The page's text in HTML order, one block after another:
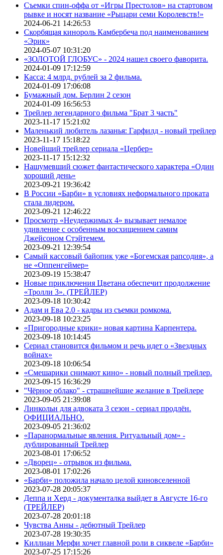
Съемки спин-оффа от «Игры Престолов» на стартовом
рывке и носят название «Рыцари семи Королевств!»
2024-06-21 14:26:53
Скорбящая кинороль Камбербеча под наименованием
«Эрик»
2024-05-07 10:31:20
«ЗОЛОТОЙ ГЛОБУС» - 2024 нашел своего фаворита.
2024-01-09 17:12:59
Касса: 4 млрд. рублей за 2 фильма.
2024-01-09 17:06:08
Бумажный дом. Берлин 2 сезон
2024-01-09 16:56:53
Трейлер легендарного фильма "Брат 3 часть"
2023-11-17 15:21:02
Маленький любитель лазанья: Гарфилд - новый трейлер
2023-11-17 15:18:22
Новейший трейлер сериала «Цербер»
2023-11-17 15:12:32
Нашумевший сюжет фантастического характера «Один
хороший день»
2023-09-21 19:36:42
В России «Барби» в условиях неформального проката
стала лидером.
2023-09-21 12:46:22
Просмотр «Неудержимых 4» вызывает немалое
удивление с особенным восхищением самим
Джейсоном Стэйтемем.
2023-09-21 12:39:54
Самый кассовый байопик уже «Богемская рапсодия», а
не «Оппенгеймер»
2023-09-19 15:38:47
Новые приключения Цветана обеспечит продолжение
«Тролли 3». (ТРЕЙЛЕР)
2023-09-18 10:30:42
Адам и Ева 2.0 - кадры из съемки ромкома.
2023-09-18 10:23:25
«Пригородные крики» новая картина Карпентера.
2023-09-18 10:14:45
Сериал становится фильмом и речь идет о «Звездных
войнах»
2023-09-18 10:06:54
«Смешарики снимают кино» - новый полный трейлер.
2023-09-15 16:36:29
"Чёрное облако" - страшнейшие желание в Трейлере
2023-09-05 21:39:08
Линкольн для адвоката 3 сезон - сериал продлён.
ОФИЦИАЛЬНО.
2023-09-05 21:36:02
«Паранормальные явления. Ритуальный дом» -
дублированный Трейлер
2023-08-01 17:06:52
«Дворец» - отрывок из фильма.
2023-08-01 17:02:26
«Барби» положила начало целой киновселенной
2023-07-28 20:05:37
Деппа и Херд - документалка выйдет в Августе 16-го
(ТРЕЙЛЕР)
2023-07-28 20:01:18
Чувства Анны - дебютный Трейлер
2023-07-28 19:30:35
Киллиан Мерфи хочет главной роли в сиквеле «Барби»
2023-07-25 17:15:26